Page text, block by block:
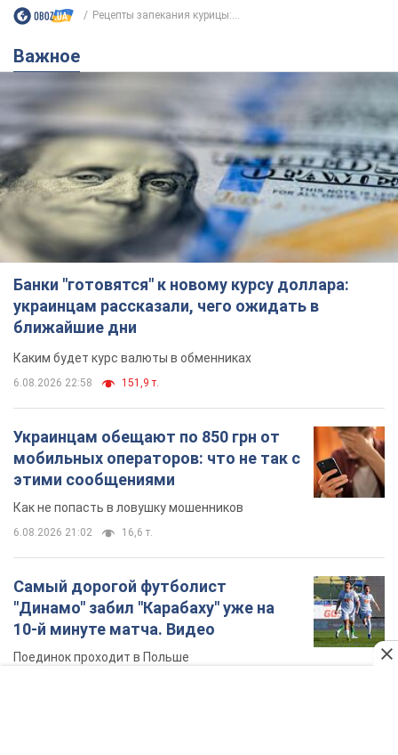
Рецепты запекания курицы:...
Важное
Банки "готовятся" к новому курсу доллара:
украинцам рассказали, чего ожидать в
ближайшие дни
Каким будет курс валюты в обменниках
6.08.2026 22:58 151,9 т.
Украинцам обещают по 850 грн от
мобильных операторов: что не так с
этими сообщениями
Как не попасть в ловушку мошенников
6.08.2026 21:02 16,6 т.
Самый дорогой футболист
"Динамо" забил "Карабаху" уже на
10-й минуте матча. Видео
Поединок проходит в Польше